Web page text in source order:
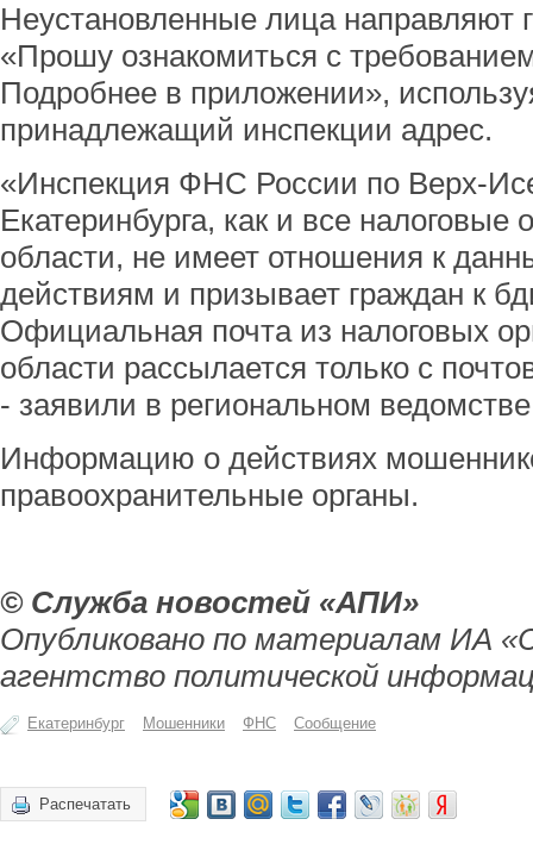
Неустановленные лица направляют
«Прошу ознакомиться с
Подробнее в приложении»,
принадлежащий инспекции адрес.
«Инспекция ФНС России по Верх-
Екатеринбурга, как и все налоговые
области, не имеет отношения к
действиям и призывает граждан к
Официальная почта из налоговых
области рассылается только с
- заявили в региональном
Информацию о действиях
правоохранительные органы.
© Служба новостей «АПИ»
Опубликовано по материалам ИА
агентство политической
Екатеринбург Мошенники ФНС Сообщение
Распечатать